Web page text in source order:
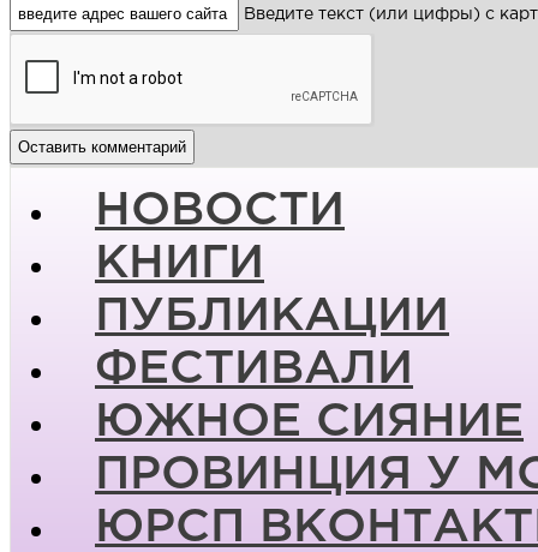
Введите текст (или цифры) с
НОВОСТИ
КНИГИ
ПУБЛИКАЦИИ
ФЕСТИВАЛИ
ЮЖНОЕ СИЯНИЕ
ПРОВИНЦИЯ У
ЮРСП